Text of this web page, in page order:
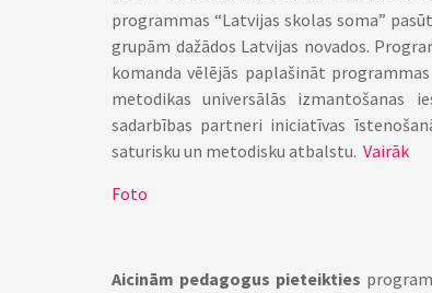
programmas “Latvijas skolas soma”
grupām dažādos Latvijas novados.
komanda vēlējās paplašināt
metodikas universālās izmantošanas
sadarbības partneri iniciatīvas
saturisku un metodisku atbalstu. Vairāk
Foto
Aicinām pedagogus pieteikties